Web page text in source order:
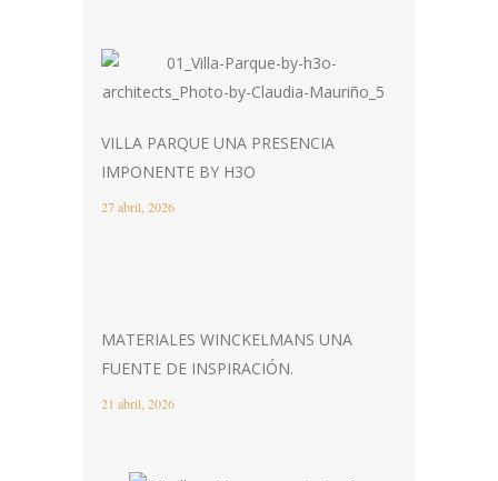
VILLA PARQUE UNA PRESENCIA
IMPONENTE BY H3O
27 abril, 2026
MATERIALES WINCKELMANS UNA
FUENTE DE INSPIRACIÓN.
21 abril, 2026